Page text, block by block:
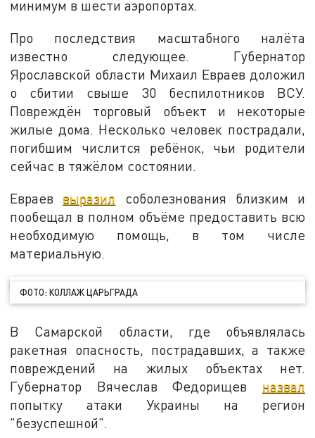
минимум в шести аэропортах.
Про последствия масштабного налёта
известно следующее. Губернатор
Ярославской области Михаил Евраев доложил
о сбитии свыше 30 беспилотников ВСУ.
Повреждён торговый объект и некоторые
жилые дома. Несколько человек пострадали,
погибшим числится ребёнок, чьи родители
сейчас в тяжёлом состоянии.
Евраев выразил соболезнования близким и
пообещал в полном объёме предоставить всю
необходимую помощь, в том числе
материальную.
ФОТО: КОЛЛАЖ ЦАРЬГРАДА
В Самарской области, где объявлялась
ракетная опасность, пострадавших, а также
повреждений на жилых объектах нет.
Губернатор Вячеслав Федорищев назвал
попытку атаки Украины на регион
"безуспешной".